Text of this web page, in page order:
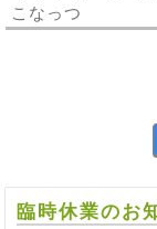
こなっつ
臨時休業のお